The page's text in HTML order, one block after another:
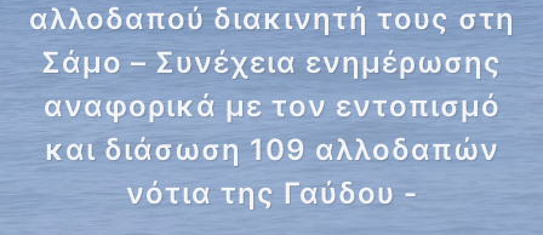
αλλοδαπού διακινητή τους στη
Σάμο – Συνέχεια ενημέρωσης
αναφορικά με τον εντοπισμό
και διάσωση 109 αλλοδαπών
νότια της Γαύδου -